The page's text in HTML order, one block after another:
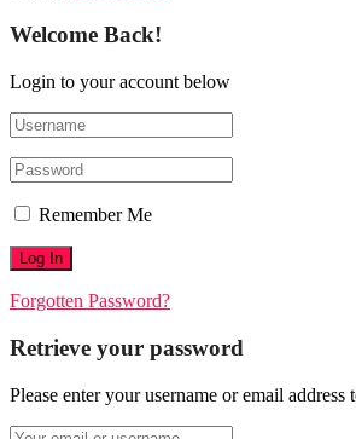
Welcome Back!
Login to your account below
Remember Me
Forgotten Password?
Retrieve your password
Please enter your username or email address